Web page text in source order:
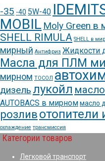
-35 -40 5W-40
MOBIL Moly Green в
SHELL RIMULA SHELL в
мирный Антифриз Жидкости
Масла для ПЛМ
мирном ТОСОЛ
дизель лукойл
AUTOBACS в мирноммасло
розливотопители
охлаждение трансмиссия
Категории товаров
Легковой транспорт